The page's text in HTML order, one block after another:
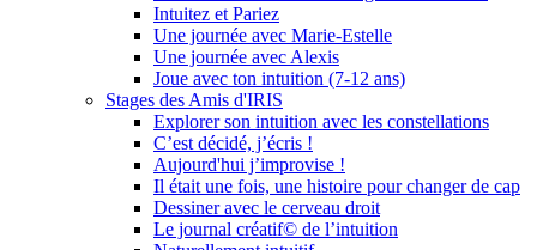
Intuitez et Pariez
Une journée avec Marie-Estelle
Une journée avec Alexis
Joue avec ton intuition (7-12 ans)
Stages des Amis d'IRIS
Explorer son intuition avec les constellations
C’est décidé, j’écris !
Aujourd'hui j’improvise !
Il était une fois, une histoire pour changer de cap
Dessiner avec le cerveau droit
Le journal créatif© de l’intuition